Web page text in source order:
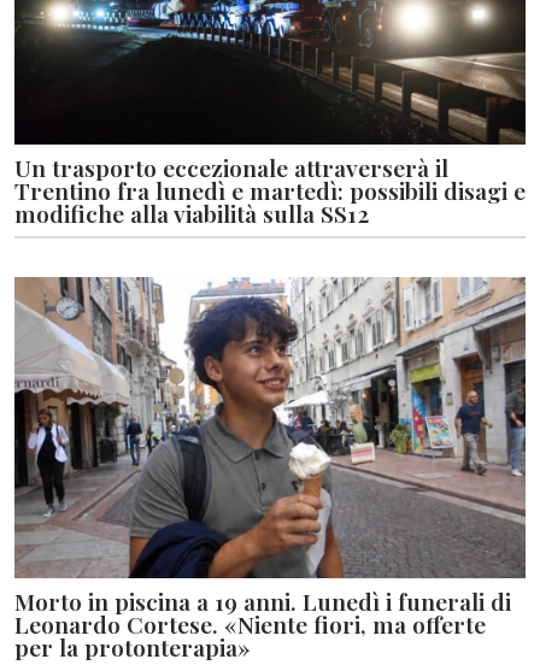
Un trasporto eccezionale attraverserà il
Trentino fra lunedì e martedì: possibili disagi e
modifiche alla viabilità sulla SS12
Morto in piscina a 19 anni. Lunedì i funerali di
Leonardo Cortese. «Niente fiori, ma offerte
per la protonterapia»